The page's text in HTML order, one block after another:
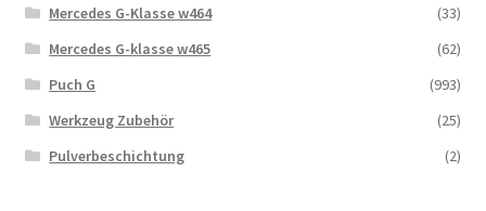
Mercedes G-Klasse w464
(33)
Mercedes G-klasse w465
(62)
Puch G
(993)
Werkzeug Zubehör
(25)
Pulverbeschichtung
(2)